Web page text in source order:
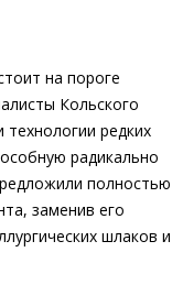
на пороге
Кольского
редких
радикально
полностью
заменив его
шлаков и